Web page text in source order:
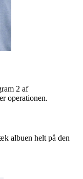
2 af
operationen.
albuen helt på den